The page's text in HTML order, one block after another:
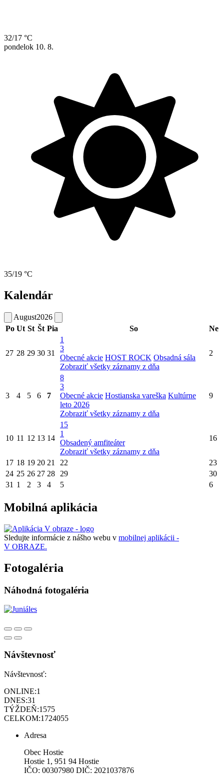
32/17 °C
pondelok 10. 8.
35/19 °C
Kalendár
August2026
Po Ut St Št Pia So Ne
27 28 29 30 31
1
3
Obecné akcie HOST ROCK Obsadná sála
Zobraziť všetky záznamy z dňa
2
3 4 5 6 7
8
3
Obecné akcie Hostianska vareška Kultúrne
leto 2026
Zobraziť všetky záznamy z dňa
9
10 11 12 13 14
15
1
Obsadený amfiteáter
Zobraziť všetky záznamy z dňa
16
17 18 19 20 21 22
23
24 25 26 27 28 29
30
31 1 2 3 4 5 6
Mobilná aplikácia
Sledujte informácie z nášho webu v mobilnej aplikácii -
V OBRAZE.
Fotogaléria
Náhodná fotogaléria
Návštevnosť
Návštevnosť:
ONLINE:1
DNES:31
TÝŽDEŇ:1575
CELKOM:1724055
Adresa
Obec Hostie
Hostie 1, 951 94 Hostie
IČO: 00307980 DIČ: 2021037876